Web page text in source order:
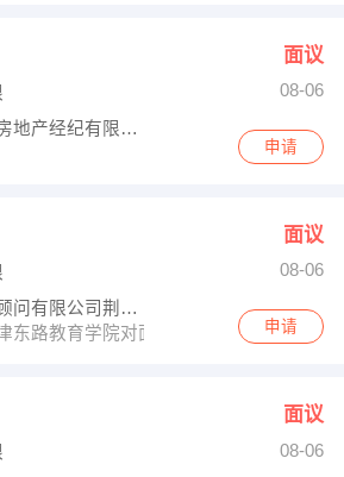
面议
08-06
武汉飞跃腾达房地产经纪有限公司
申请
面议
08-06
合富锦绣地产顾问有限公司荆州分公司
东路教育学院对面（人信阳光青年城）
申请
面议
08-06